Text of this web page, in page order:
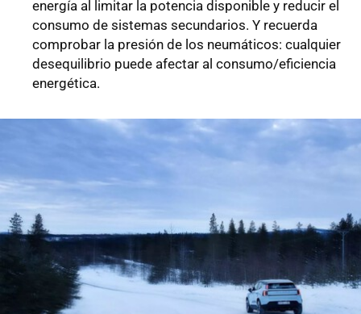
energía al limitar la potencia disponible y reducir el
consumo de sistemas secundarios. Y recuerda
comprobar la presión de los neumáticos: cualquier
desequilibrio puede afectar al consumo/eficiencia
energética.